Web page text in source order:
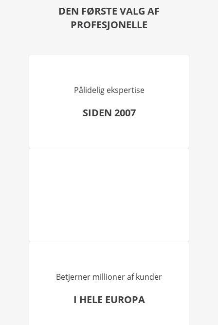
DEN FØRSTE VALG AF
PROFESJONELLE
Pålidelig ekspertise
SIDEN 2007
Betjerner millioner af kunder
I HELE EUROPA